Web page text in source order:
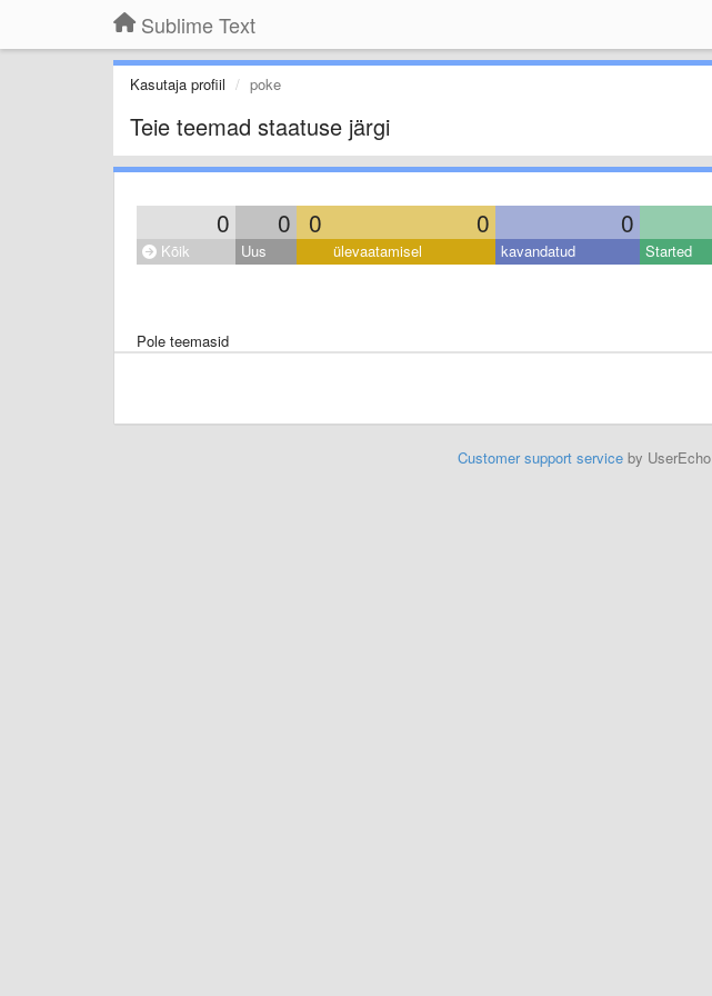
Sublime Text
Kasutaja profiil poke
Teie teemad staatuse järgi
0 0 0 0 0
Kõik Uus ülevaatamisel kavandatud Started
Pole teemasid
Customer support serviceby UserEcho